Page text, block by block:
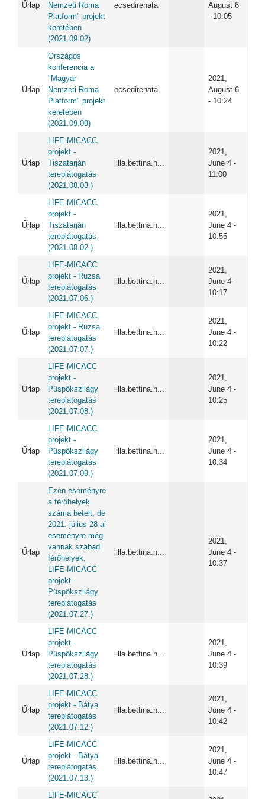
Űrlap
Nemzeti Roma
Platform" projekt
keretében
(2021.09.02)
ecsedirenata
August 6
- 10:05
Űrlap
Országos
konferencia a
"Magyar
Nemzeti Roma
Platform" projekt
keretében
(2021.09.09)
ecsedirenata
2021,
August 6
- 10:24
Űrlap
LIFE-MICACC
projekt -
Tiszatarján
tereplátogatás
(2021.08.03.)
lilla.bettina.h...
2021,
June 4 -
11:00
Űrlap
LIFE-MICACC
projekt -
Tiszatarján
tereplátogatás
(2021.08.02.)
lilla.bettina.h...
2021,
June 4 -
10:55
Űrlap
LIFE-MICACC
projekt - Ruzsa
tereplátogatás
(2021.07.06.)
lilla.bettina.h...
2021,
June 4 -
10:17
Űrlap
LIFE-MICACC
projekt - Ruzsa
tereplátogatás
(2021.07.07.)
lilla.bettina.h...
2021,
June 4 -
10:22
Űrlap
LIFE-MICACC
projekt -
Püspökszilágy
tereplátogatás
(2021.07.08.)
lilla.bettina.h...
2021,
June 4 -
10:25
Űrlap
LIFE-MICACC
projekt -
Püspökszilágy
tereplátogatás
(2021.07.09.)
lilla.bettina.h...
2021,
June 4 -
10:34
Űrlap
Ezen eseményre
a férőhelyek
száma betelt, de
2021. július 28-ai
eseményre még
vannak szabad
férőhelyek.
LIFE-MICACC
projekt -
Püspökszilágy
tereplátogatás
(2021.07.27.)
lilla.bettina.h...
2021,
June 4 -
10:37
Űrlap
LIFE-MICACC
projekt -
Püspökszilágy
tereplátogatás
(2021.07.28.)
lilla.bettina.h...
2021,
June 4 -
10:39
Űrlap
LIFE-MICACC
projekt - Bátya
tereplátogatás
(2021.07.12.)
lilla.bettina.h...
2021,
June 4 -
10:42
Űrlap
LIFE-MICACC
projekt - Bátya
tereplátogatás
(2021.07.13.)
lilla.bettina.h...
2021,
June 4 -
10:47
LIFE-MICACC